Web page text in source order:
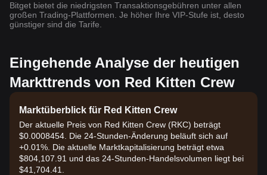
Bitget bietet die niedrigsten Transaktionsgebühren unter allen
großen Trading-Plattformen. Je höher Ihre VIP-Stufe ist, desto
günstiger sind die Tarife.
Eingehende Analyse der heutigen
Markttrends von Red Kitten Crew
Marktüberblick für Red Kitten Crew
Der aktuelle Preis von Red Kitten Crew (RKC) beträgt
$0.0008454. Die 24-Stunden-Änderung beläuft sich auf
+0.01%. Die aktuelle Marktkapitalisierung beträgt etwa
$804,107.91 und das 24-Stunden-Handelsvolumen liegt bei
$41,704.41.